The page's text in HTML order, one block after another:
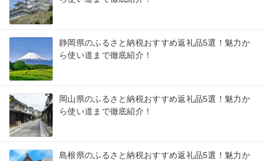
静岡県のふるさと納税おすすめ返礼品5選！魅力か
ら使い道まで徹底紹介！
岡山県のふるさと納税おすすめ返礼品5選！魅力か
ら使い道まで徹底紹介！
島根県のふるさと納税おすすめ返礼品5選！魅力か